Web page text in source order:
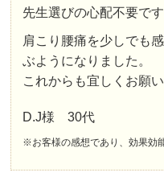
先生選びの心配不要です
肩こり腰痛を少しでも
ぶようになりました。
これからも宜しくお願い
D.J様 30代
※お客様の感想であり、効果効